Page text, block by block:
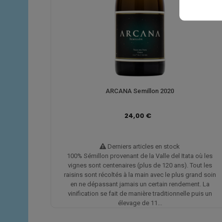
ARCANA Semillon 2020
24,00 €
Derniers articles en stock
100% Sémillon provenant de la Valle del Itata où les
vignes sont centenaires (plus de 120 ans). Tout les
raisins sont récoltés à la main avec le plus grand soin
en ne dépassant jamais un certain rendement. La
vinification se fait de manière traditionnelle puis un
élevage de 11...